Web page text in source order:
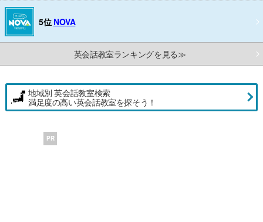
5位 NOVA
英会話教室ランキングを見る≫
地域別 英会話教室検索
満足度の高い英会話教室を探そう！
PR